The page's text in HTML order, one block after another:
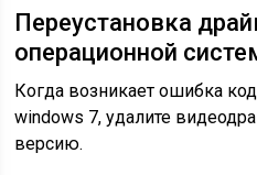
Переустановка
операционной
Когда возникает ошибка
windows 7, удалите
версию.